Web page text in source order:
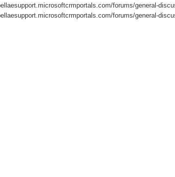
forums/general-
forums/general-